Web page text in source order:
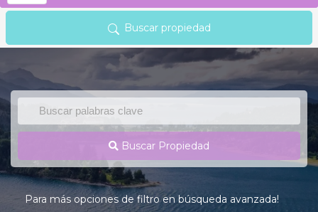
Buscar propiedad
Buscar Propiedad
Para más opciones de filtro en búsqueda avanzada!